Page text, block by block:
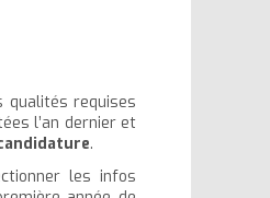
qualités requises
l’an dernier et
.
les infos